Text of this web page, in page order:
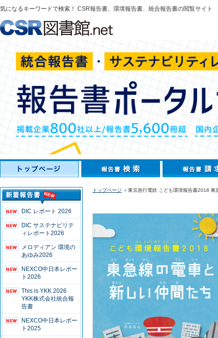
気になるキーワードで検索！ CSR報告書、環境報告書、統合報告書の閲覧サイト
DIC レポート 2026
DIC サステナビリテ
ィレポート2026
メロディアン 環境の
あゆみ2026
NEXCO中日本レポー
ト2026
This is YKK 2026
YKK株式会社統合報
告書
NEXCO中日本レポー
ト2025
トップページ ＞東京急行電鉄 こども環境報告書2018 東